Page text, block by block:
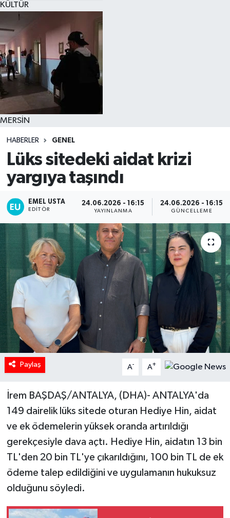
KÜLTÜR
MERSİN
HABERLER GENEL
Lüks sitedeki aidat krizi
yargıya taşındı
EMEL USTA
EDITÖR
24.06.2026 - 16:15
YAYINLANMA
24.06.2026 - 16:15
GÜNCELLEME
Paylaş A- A+
İrem BAŞDAŞ/ANTALYA, (DHA)- ANTALYA'da
149 dairelik lüks sitede oturan Hediye Hin, aidat
ve ek ödemelerin yüksek oranda artırıldığı
gerekçesiyle dava açtı. Hediye Hin, aidatın 13 bin
TL'den 20 bin TL'ye çıkarıldığını, 100 bin TL de ek
ödeme talep edildiğini ve uygulamanın hukuksuz
olduğunu söyledi.